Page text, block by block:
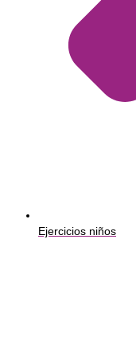
Ejercicios niños